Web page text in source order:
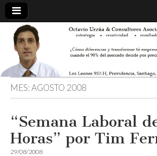
MES:AGOSTO 2008
“Semana Laboral
Horas” por Tim
29/08/2008